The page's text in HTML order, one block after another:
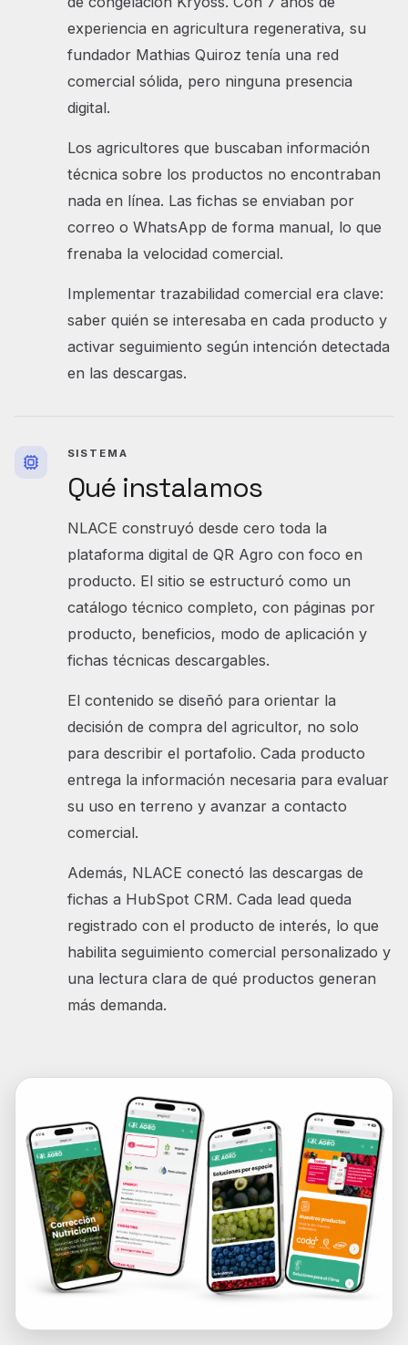
experiencia en agricultura regenerativa, su
fundador Mathias Quiroz tenía una red
comercial sólida, pero ninguna presencia
digital.
Los agricultores que buscaban información
técnica sobre los productos no encontraban
nada en línea. Las fichas se enviaban por
correo o WhatsApp de forma manual, lo que
frenaba la velocidad comercial.
Implementar trazabilidad comercial era clave:
saber quién se interesaba en cada producto y
activar seguimiento según intención detectada
en las descargas.
SISTEMA
Qué instalamos
NLACE construyó desde cero toda la
plataforma digital de QR Agro con foco en
producto. El sitio se estructuró como un
catálogo técnico completo, con páginas por
producto, beneficios, modo de aplicación y
fichas técnicas descargables.
El contenido se diseñó para orientar la
decisión de compra del agricultor, no solo
para describir el portafolio. Cada producto
entrega la información necesaria para evaluar
su uso en terreno y avanzar a contacto
comercial.
Además, NLACE conectó las descargas de
fichas a HubSpot CRM. Cada lead queda
registrado con el producto de interés, lo que
habilita seguimiento comercial personalizado y
una lectura clara de qué productos generan
más demanda.